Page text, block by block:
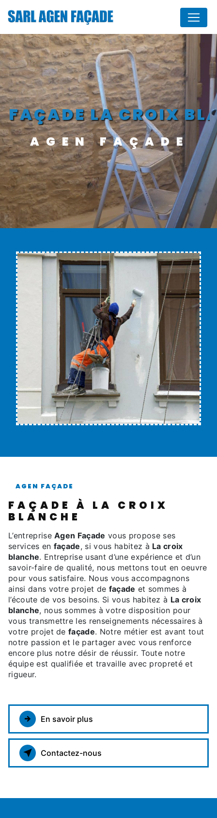
FAÇADE LA CROIX
AGEN FAÇADE
AGEN FAÇADE
FAÇADE À LA CROIX
BLANCHE
L’entrepriseAgen Façade vous propose ses
services en façade, si vous habitez à La croix
blanche. Entreprise usant d’une expérience et d’un
savoir-faire de qualité, nous mettons tout en oeuvre
pour vous satisfaire. Nous vous accompagnons
ainsi dans votre projet de façade et sommes à
l’écoute de vos besoins. Si vous habitez à La croix
blanche, nous sommes à votre disposition pour
vous transmettre les renseignements nécessaires à
votre projet defaçade. Notre métier est avant tout
notre passion et le partager avec vous renforce
encore plus notre désir de réussir. Toute notre
équipe est qualifiée et travaille avec propreté et
rigueur.
En savoir plus
Contactez-nous